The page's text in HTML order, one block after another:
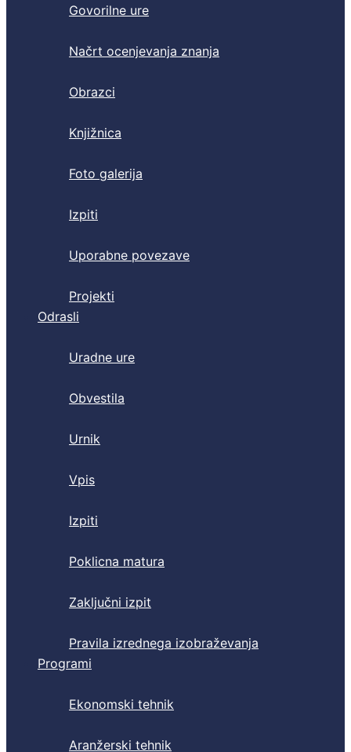
Govorilne ure
Načrt ocenjevanja znanja
Obrazci
Knjižnica
Foto galerija
Izpiti
Uporabne povezave
Projekti
Odrasli
Uradne ure
Obvestila
Urnik
Vpis
Izpiti
Poklicna matura
Zaključni izpit
Pravila izrednega izobraževanja
Programi
Ekonomski tehnik
Aranžerski tehnik